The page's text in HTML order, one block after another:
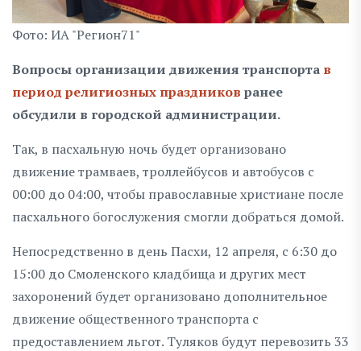
Фото: ИА "Регион71"
Вопросы организации движения транспорта в
период религиозных праздников ранее
обсудили в городской администрации.
Так, в пасхальную ночь будет организовано
движение трамваев, троллейбусов и автобусов с
00:00 до 04:00, чтобы православные христиане после
пасхального богослужения смогли добраться домой.
Непосредственно в день Пасхи, 12 апреля, с 6:30 до
15:00 до Смоленского кладбища и других мест
захоронений будет организовано дополнительное
движение общественного транспорта с
предоставлением льгот. Туляков будут перевозить 33